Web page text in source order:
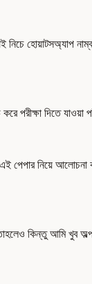
হোয়াটসঅ্যাপ
পরীক্ষা দিতে
পেপার নিয়ে
কিন্তু আমি